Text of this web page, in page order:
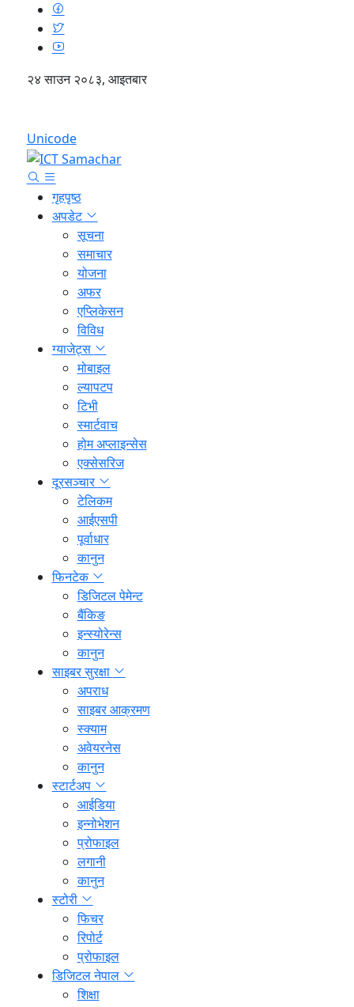
२४ साउन २०८३, आइतबार
Unicode
गृहपृष्ठ
अपडेट
सूचना
समाचार
योजना
अफर
एप्लिकेसन
विविध
ग्याजेट्स
मोबाइल
ल्यापटप
टिभी
स्मार्टवाच
होम अप्लाइन्सेस
एक्सेसरिज
दूरसञ्चार
टेलिकम
आईएसपी
पूर्वाधार
कानुन
फिनटेक
डिजिटल पेमेन्ट
बैंकिङ
इन्स्योरेन्स
कानुन
साइबर सुरक्षा
अपराध
साइबर आक्रमण
स्क्याम
अवेयरनेस
कानुन
स्टार्टअप
आईडिया
इन्नोभेशन
प्रोफाइल
लगानी
कानुन
स्टोरी
फिचर
रिपोर्ट
प्रोफाइल
डिजिटल नेपाल
शिक्षा